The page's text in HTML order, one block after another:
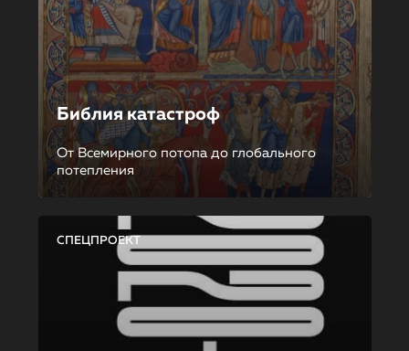
Библия катастроф
От Всемирного потопа до глобального
потепления
СПЕЦПРОЕКТ